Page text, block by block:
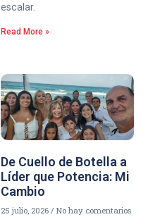
escalar.
Read More »
De Cuello de Botella a
Líder que Potencia: Mi
Cambio
25 julio, 2026 No hay comentarios